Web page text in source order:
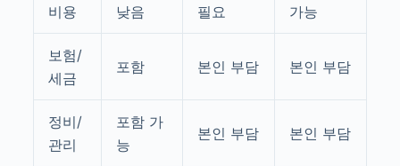
비용
낮음
필요
가능
보험/
세금
포함 본인 부담 본인 부담
정비/
관리
포함 가
능
본인 부담 본인 부담